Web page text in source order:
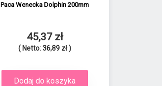
Paca Wenecka Dolphin 200mm
45,37 zł
( Netto: 36,89 zł )
Dodaj do koszyka